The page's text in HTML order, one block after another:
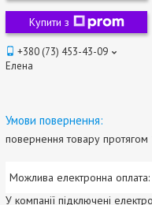
Купити з
+380 (73) 453-43-09
Елена
повернення товару протягом
У компанії підключені